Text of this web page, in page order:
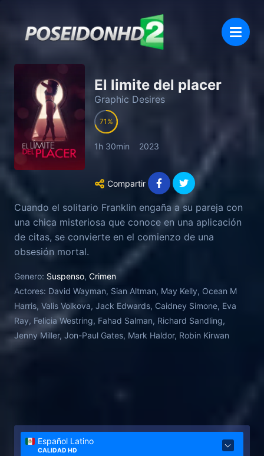
El limite del placer
Graphic Desires
71
1h 30min 2023
Compartir
Cuando el solitario Franklin engaña a su pareja con
una chica misteriosa que conoce en una aplicación
de citas, se convierte en el comienzo de una
obsesión mortal.
Genero: Suspenso, Crimen
Actores: David Wayman, Sian Altman, May Kelly, Ocean M
Harris, Valis Volkova, Jack Edwards, Caidney Simone, Eva
Ray, Felicia Westring, Fahad Salman, Richard Sandling,
Jenny Miller, Jon-Paul Gates, Mark Haldor, Robin Kirwan
Español Latino
CALIDAD HD